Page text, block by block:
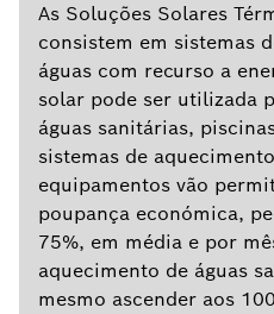
As Soluções Solares
consistem em sistemas
águas com recurso a
solar pode ser utilizada
águas sanitárias,
sistemas de
equipamentos vão
poupança económica,
75%, em média e por
aquecimento de águas
mesmo ascender aos